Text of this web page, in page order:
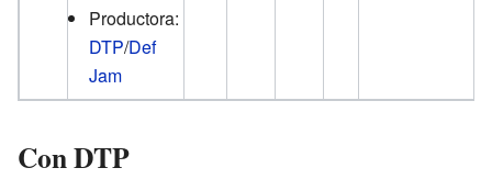
Productora:
DTP/Def
Jam
Con DTP